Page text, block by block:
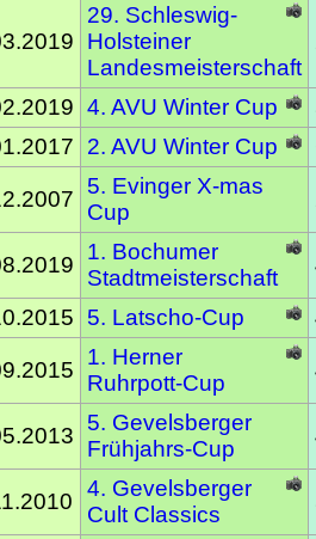
29. Schleswig-
Holsteiner
Landesmeisterschaft
4. AVU Winter Cup
2. AVU Winter Cup
5. Evinger X-mas
Cup
1. Bochumer
Stadtmeisterschaft
5. Latscho-Cup
1. Herner
Ruhrpott-Cup
5. Gevelsberger
Frühjahrs-Cup
4. Gevelsberger
Cult Classics